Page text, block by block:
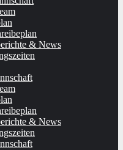
& News
& News